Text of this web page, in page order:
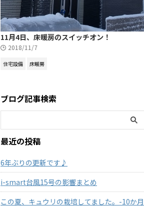
11月4日、床暖房のスイッチオン！
2018/11/7
住宅設備 床暖房
ブログ記事検索
最近の投稿
6年ぶりの更新です♪
i-smart台風15号の影響まとめ
この夏、キュウリの栽培してました。-10か月